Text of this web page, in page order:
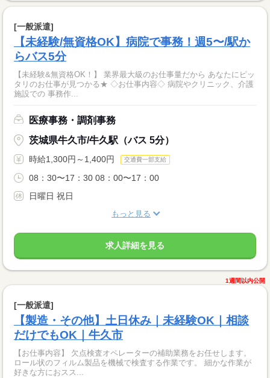
[一般派遣]
【未経験/無資格OK】病院で事務！週5〜/駅か
らバス5分
【未経験&無資格OK！】 業界最大級のお仕事量だから あなたにピッ
タリのお仕事が見つかる★ ◇お仕事内容◇ 病院やクリニック、介護
施設での 事務作...
医療事務・調剤事務
茨城県牛久市/牛久駅（バス 5分）
時給1,300円～1,400円 交通費一部支給
08：30〜17：30 08：00〜17：00
日曜日 祝日
もっと見る
求人詳細を見る
1週間以内公開
[一般派遣]
【製造・その他】土日休み｜未経験OK｜相談
だけでもOK｜牛久市
【お仕事内容】 欠点検査オペレーターの補助業務をお任せします。
ロール状のフィルム製品を機械で検査する作業です。 細かな作業が
好きな方におスス...